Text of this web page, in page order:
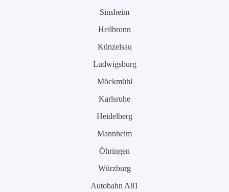
Sinsheim
Heilbronn
Künzelsau
Ludwigsburg
Möckmühl
Karlsruhe
Heidelberg
Mannheim
Öhringen
Würzburg
Autobahn A81